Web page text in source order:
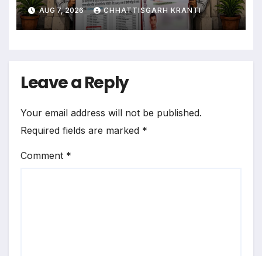
AUG 7, 2026 CHHATTISGARH KRANTI
Leave a Reply
Your email address will not be published.
Required fields are marked *
Comment *